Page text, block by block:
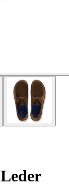
Leder